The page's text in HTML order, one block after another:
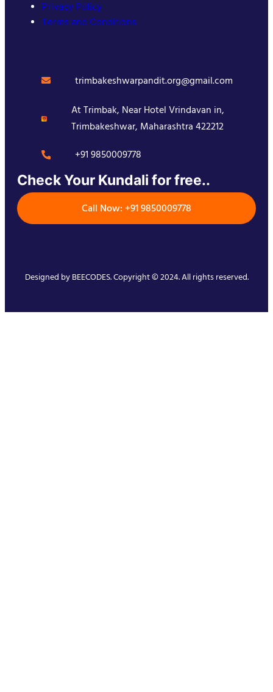
Privacy Policy
Terms and Conditions
trimbakeshwarpandit.org@gmail.com
At Trimbak, Near Hotel Vrindavan in,
Trimbakeshwar, Maharashtra 422212
+91 9850009778
Check Your Kundali for free..
Call Now: +91 9850009778
Designed byBEECODES. Copyright © 2024. All rights reserved.